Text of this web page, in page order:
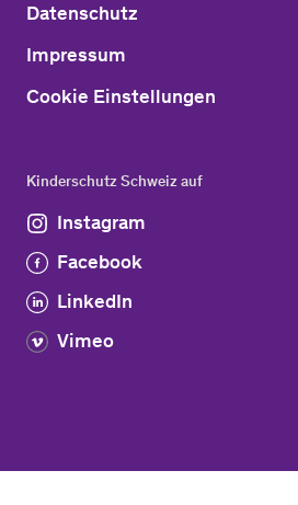
Datenschutz
Impressum
Cookie Einstellungen
Kinderschutz Schweiz auf
Instagram
Facebook
LinkedIn
Vimeo